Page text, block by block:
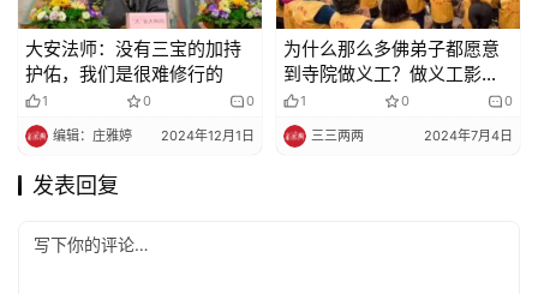
大安法师：没有三宝的加持
护佑，我们是很难修行的
1 0 0
编辑：庄雅婷 2024年12月1日
为什么那么多佛弟子都愿意
到寺院做义工？做义工影响
修行吗？
1 0 0
三三两两 2024年7月4日
发表回复